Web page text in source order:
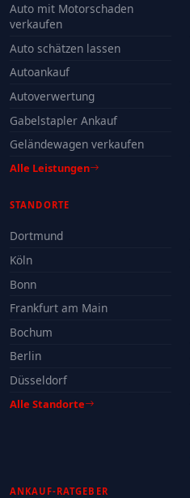
Auto mit Motorschaden
verkaufen
Auto schätzen lassen
Autoankauf
Autoverwertung
Gabelstapler Ankauf
Geländewagen verkaufen
Alle Leistungen
STANDORTE
Dortmund
Köln
Bonn
Frankfurt am Main
Bochum
Berlin
Düsseldorf
Alle Standorte
ANKAUF-RATGEBER